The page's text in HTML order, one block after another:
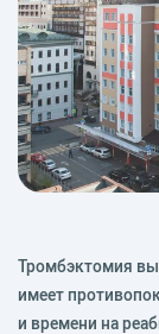
Тромбэктомия
имеет
и времени на